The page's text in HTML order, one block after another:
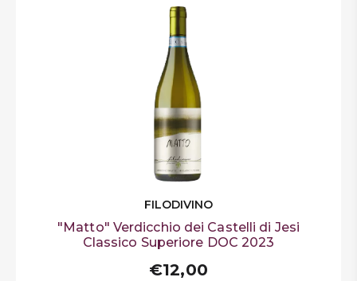
FILODIVINO
"Matto" Verdicchio dei Castelli di Jesi
Classico Superiore DOC 2023
€12,00